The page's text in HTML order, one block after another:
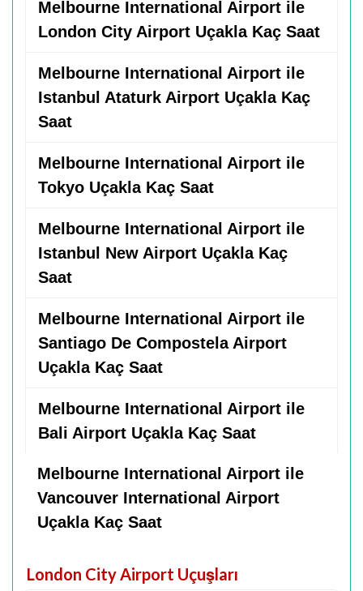
Melbourne International Airport ile
London City Airport Uçakla Kaç Saat
Melbourne International Airport ile
Istanbul Ataturk Airport Uçakla Kaç
Saat
Melbourne International Airport ile
Tokyo Uçakla Kaç Saat
Melbourne International Airport ile
Istanbul New Airport Uçakla Kaç
Saat
Melbourne International Airport ile
Santiago De Compostela Airport
Uçakla Kaç Saat
Melbourne International Airport ile
Bali Airport Uçakla Kaç Saat
Melbourne International Airport ile
Vancouver International Airport
Uçakla Kaç Saat
London City Airport Uçuşları